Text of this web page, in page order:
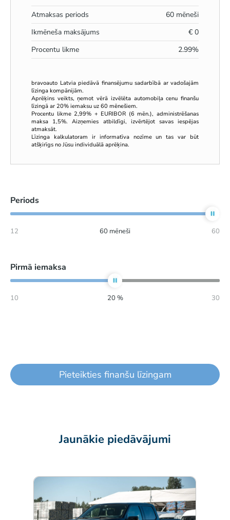
Atmaksas periods
60 mēneši
Ikmēneša maksājums
€ 0
Procentu likme
2.99%
bravoauto Latvia piedāvā finansējumu sadarbībā ar vadošajām
līzinga kompānijām.
Aprēķins veikts, ņemot vērā izvēlēta automobiļa cenu finanšu
līzingā ar 20% iemaksu uz 60 mēnešiem.
Procentu likme 2,99% + EURIBOR (6 mēn.), administrēšanas
maksa 1,5%. Aizņemies atbildīgi, izvērtējot savas iespējas
atmaksāt.
Līzinga kalkulatoram ir informatīva nozīme un tas var būt
atšķirīgs no Jūsu individuālā aprēķina.
Periods
12 60 mēneši 60
Pirmā iemaksa
10 20 % 30
Pieteikties finanšu līzingam
Jaunākie piedāvājumi